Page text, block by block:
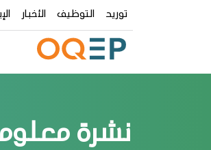
توريد التوظيف الأخبار
نشرة